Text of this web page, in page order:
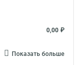
0,00 ₽
Показать больше